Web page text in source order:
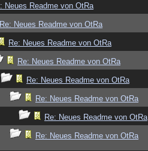
Neues Readme von OtRa
Re: Neues Readme von OtRa
Re: Neues Readme von OtRa
Re: Neues Readme von OtRa
Re: Neues Readme von OtRa
Re: Neues Readme von OtRa
Re: Neues Readme von OtRa
Re: Neues Readme von OtRa